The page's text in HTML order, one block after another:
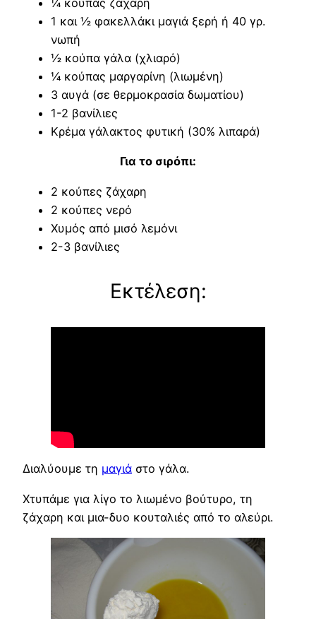
1 και ½ φακελλάκι μαγιά ξερή ή 40 γρ.
νωπή
½ κούπα γάλα (χλιαρό)
¼ κούπας μαργαρίνη (λιωμένη)
3 αυγά (σε θερμοκρασία δωματίου)
1-2 βανίλιες
Κρέμα γάλακτος φυτική (30% λιπαρά)
Για το σιρόπι:
2 κούπες ζάχαρη
2 κούπες νερό
Χυμός από μισό λεμόνι
2-3 βανίλιες
Εκτέλεση:
Διαλύουμε τη μαγιά στο γάλα.
Χτυπάμε για λίγο το λιωμένο βούτυρο, τη
ζάχαρη και μια-δυο κουταλιές από το αλεύρι.